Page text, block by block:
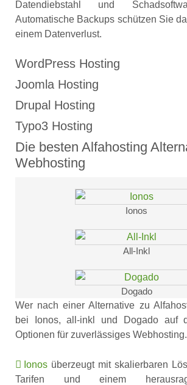
Datendiebstahl und
Automatische Backups schützen Sie
einem Datenverlust.
WordPress Hosting
Joomla Hosting
Drupal Hosting
Typo3 Hosting
Die besten Alfahosting
Webhosting
Ionos
All-Inkl
Dogado
Wer nach einer Alternative zu
bei Ionos, all-inkl und Dogado auf
Optionen für zuverlässiges Webhosting.
Ionos überzeugt mit skalierbaren
Tarifen und einem